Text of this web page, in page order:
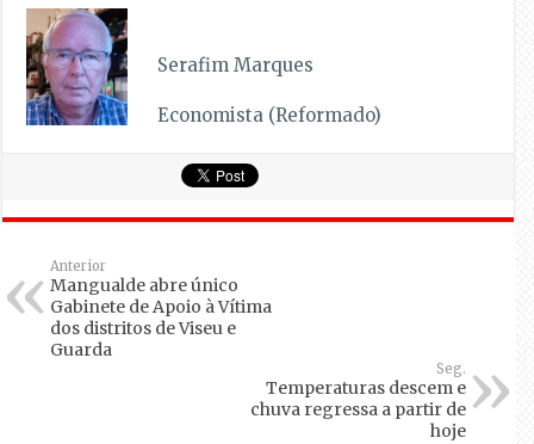
Serafim Marques
Economista (Reformado)
Anterior
Mangualde abre único
Gabinete de Apoio à Vítima
dos distritos de Viseu e
Guarda
Seg.
Temperaturas descem e
chuva regressa a partir de
hoje